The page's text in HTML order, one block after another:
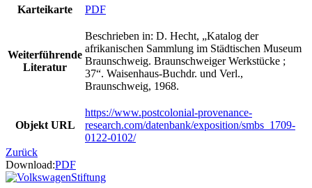
Karteikarte
PDF
Weiterführende
Literatur
Beschrieben in: D. Hecht, „Katalog der
afrikanischen Sammlung im Städtischen Museum
Braunschweig. Braunschweiger Werkstücke ;
37“. Waisenhaus-Buchdr. und Verl.,
Braunschweig, 1968.
Objekt URL
https://www.postcolonial-provenance-
research.com/datenbank/exposition/smbs_1709-
0122-0102/
Zurück
Download:PDF